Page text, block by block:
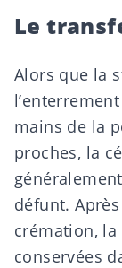
Le
Alors que la
mains de la
proches, la
défunt.
crémation,
conservées